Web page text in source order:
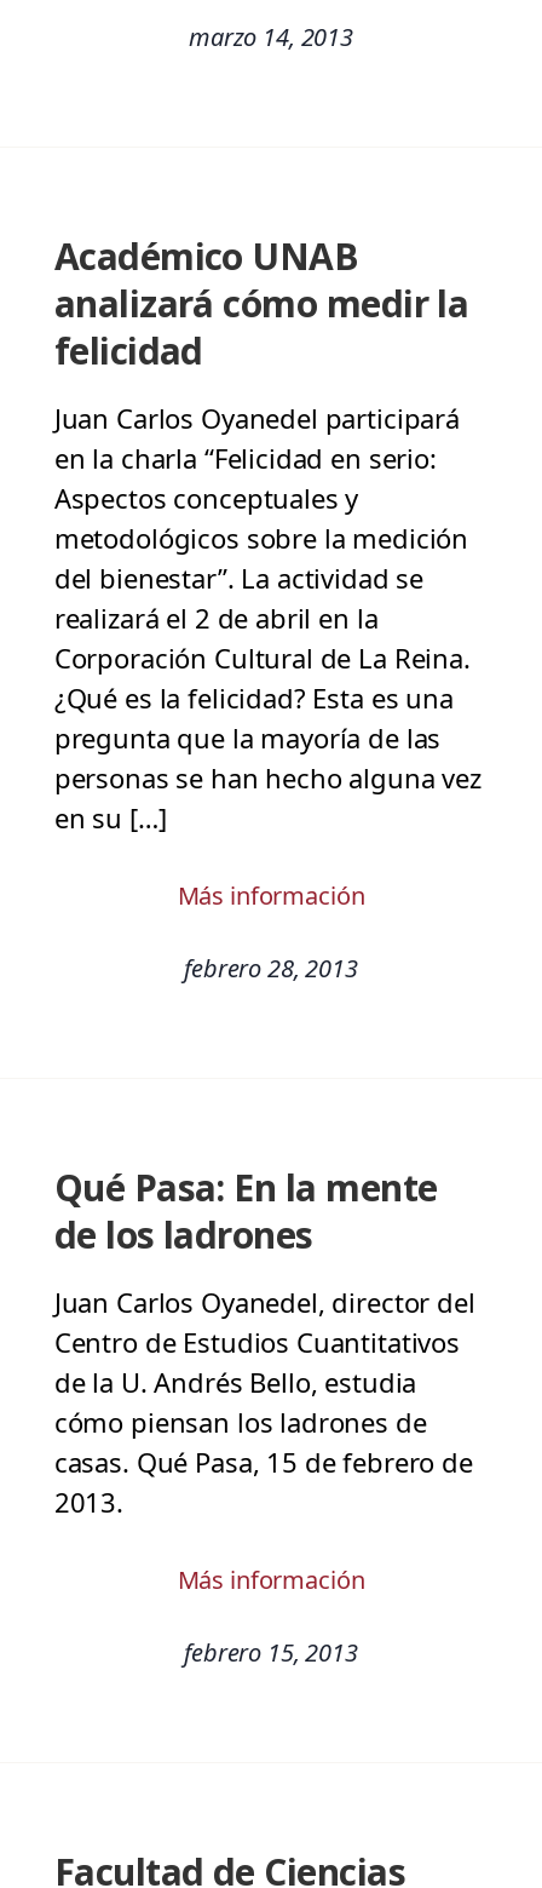
marzo 14, 2013
Académico UNAB
analizará cómo medir la
felicidad
Juan Carlos Oyanedel participará
en la charla “Felicidad en serio:
Aspectos conceptuales y
metodológicos sobre la medición
del bienestar”. La actividad se
realizará el 2 de abril en la
Corporación Cultural de La Reina.
¿Qué es la felicidad? Esta es una
pregunta que la mayoría de las
personas se han hecho alguna vez
en su […]
Más información
febrero 28, 2013
Qué Pasa: En la mente
de los ladrones
Juan Carlos Oyanedel, director del
Centro de Estudios Cuantitativos
de la U. Andrés Bello, estudia
cómo piensan los ladrones de
casas. Qué Pasa, 15 de febrero de
2013.
Más información
febrero 15, 2013
Facultad de Ciencias